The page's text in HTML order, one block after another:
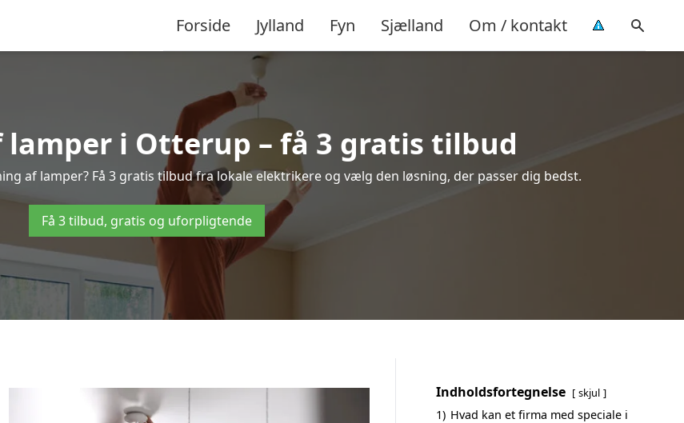
Forside Jylland Fyn Sjælland Om / kontakt
i Otterup – få 3 gratis tilbud
af lamper? Få 3 gratis tilbud fra lokale elektrikere og vælg den løsning, der passer dig bedst.
Få 3 tilbud, gratis og uforpligtende
Indholdsfortegnelse skjul
1) Hvad kan et firma med speciale i